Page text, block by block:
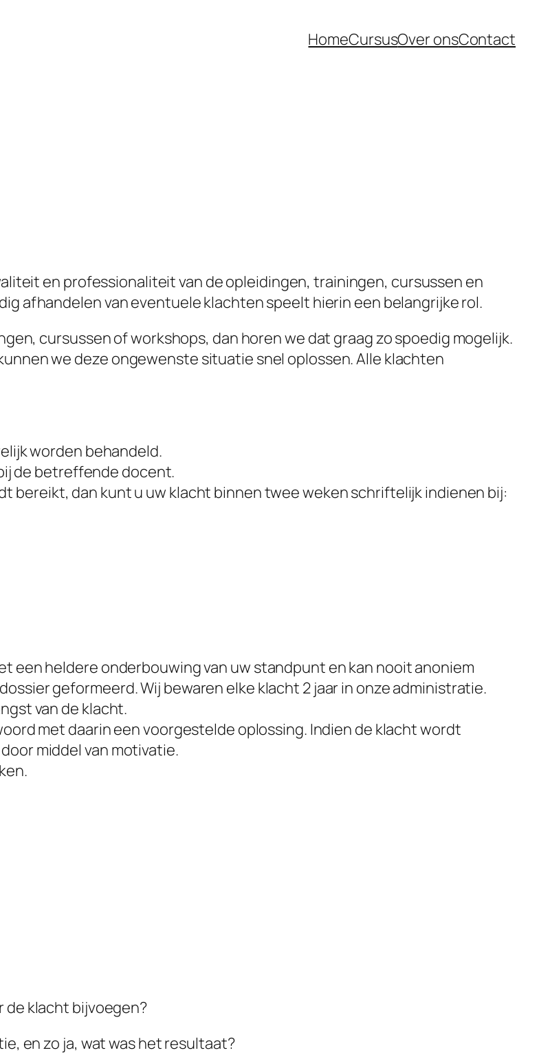
HomeCursusOver onsContact
en professionaliteit van de opleidingen, trainingen, cursussen en
afhandelen van eventuele klachten speelt hierin een belangrijke rol.
cursussen of workshops, dan horen we dat graag zo spoedig mogelijk.
we deze ongewenste situatie snel oplossen. Alle klachten
worden behandeld.
de betreffende docent.
bereikt, dan kunt u uw klacht binnen twee weken schriftelijk indienen bij:
een heldere onderbouwing van uw standpunt en kan nooit anoniem
geformeerd. Wij bewaren elke klacht 2 jaar in onze administratie.
van de klacht.
met daarin een voorgestelde oplossing. Indien de klacht wordt
middel van motivatie.
de klacht bijvoegen?
en zo ja, wat was het resultaat?